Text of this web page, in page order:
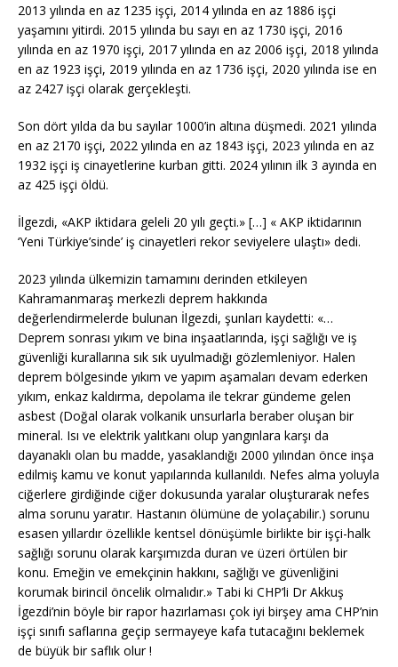
2013 yılında en az 1235 işçi, 2014 yılında en az 1886 işçi
yaşamını yitirdi. 2015 yılında bu sayı en az 1730 işçi, 2016
yılında en az 1970 işçi, 2017 yılında en az 2006 işçi, 2018 yılında
en az 1923 işçi, 2019 yılında en az 1736 işçi, 2020 yılında ise en
az 2427 işçi olarak gerçekleşti.
Son dört yılda da bu sayılar 1000’in altına düşmedi. 2021 yılında
en az 2170 işçi, 2022 yılında en az 1843 işçi, 2023 yılında en az
1932 işçi iş cinayetlerine kurban gitti. 2024 yılının ilk 3 ayında en
az 425 işçi öldü.
İlgezdi, «AKP iktidara geleli 20 yılı geçti.» […] « AKP iktidarının
‘Yeni Türkiye’sinde’ iş cinayetleri rekor seviyelere ulaştı» dedi.
2023 yılında ülkemizin tamamını derinden etkileyen
Kahramanmaraş merkezli deprem hakkında
değerlendirmelerde bulunan İlgezdi, şunları kaydetti: «…
Deprem sonrası yıkım ve bina inşaatlarında, işçi sağlığı ve iş
güvenliği kurallarına sık sık uyulmadığı gözlemleniyor. Halen
deprem bölgesinde yıkım ve yapım aşamaları devam ederken
yıkım, enkaz kaldırma, depolama ile tekrar gündeme gelen
asbest (Doğal olarak volkanik unsurlarla beraber oluşan bir
mineral. Isı ve elektrik yalıtkanı olup yangınlara karşı da
dayanaklı olan bu madde, yasaklandığı 2000 yılından önce inşa
edilmiş kamu ve konut yapılarında kullanıldı. Nefes alma yoluyla
ciğerlere girdiğinde ciğer dokusunda yaralar oluşturarak nefes
alma sorunu yaratır. Hastanın ölümüne de yolaçabilir.) sorunu
esasen yıllardır özellikle kentsel dönüşümle birlikte bir işçi-halk
sağlığı sorunu olarak karşımızda duran ve üzeri örtülen bir
konu. Emeğin ve emekçinin hakkını, sağlığı ve güvenliğini
korumak birincil öncelik olmalıdır.» Tabi ki CHP’li Dr Akkuş
İgezdi’nin böyle bir rapor hazırlaması çok iyi birşey ama CHP’nin
işçi sınıfı saflarına geçip sermayeye kafa tutacağını beklemek
de büyük bir saflık olur !